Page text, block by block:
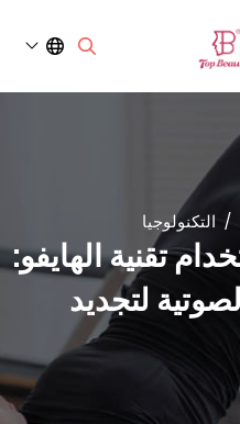
التكنولوجيا
تقنية الهايفو:
لتجديد